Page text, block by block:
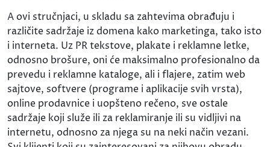
A ovi stručnjaci, u skladu sa zahtevima obrađuju i
različite sadržaje iz domena kako marketinga, tako isto
i interneta. Uz PR tekstove, plakate i reklamne letke,
odnosno brošure, oni će maksimalno profesionalno da
prevedu i reklamne kataloge, ali i flajere, zatim web
sajtove, softvere (programe i aplikacije svih vrsta),
online prodavnice i uopšteno rečeno, sve ostale
sadržaje koji služe ili za reklamiranje ili su vidljivi na
internetu, odnosno za njega su na neki način vezani.